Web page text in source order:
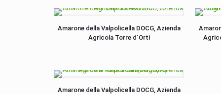
Amarone della Valpolicella DOCG, Azienda
Agricola Torre d´Orti
Amarone della Valpolicella DOCG, Azienda